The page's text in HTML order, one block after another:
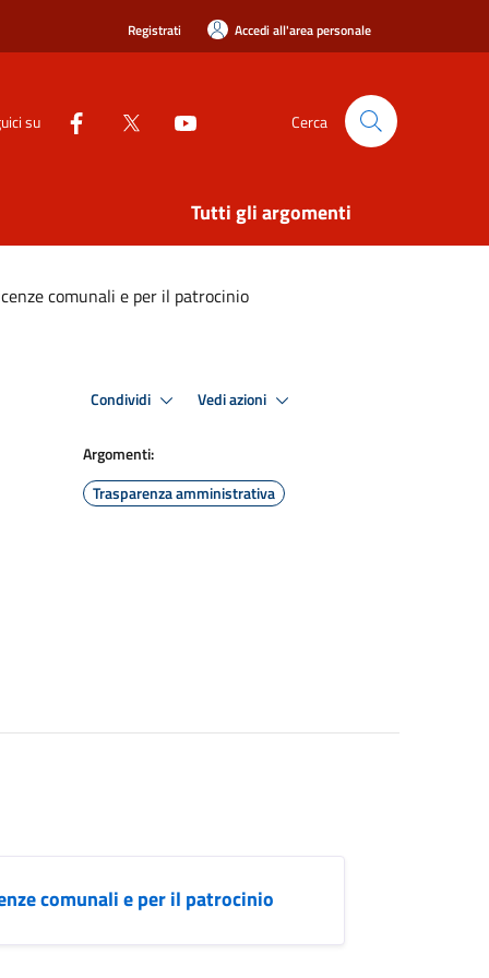
Registrati Accedi all'area personale
su Cerca
Tutti gli argomenti
comunali e per il patrocinio
Condividi Vedi azioni
Argomenti:
Trasparenza amministrativa
comunali e per il patrocinio